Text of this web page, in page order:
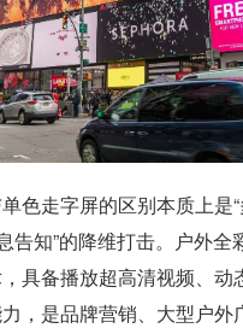
色走字屏的区别本质上是
告知”的降维打击。户外全
具备播放超高清视频、动
，是品牌营销、大型户外